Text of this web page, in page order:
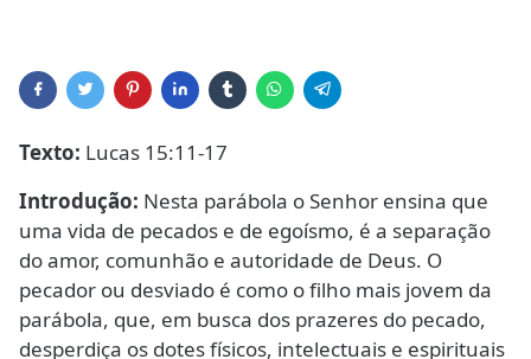
Texto: Lucas 15:11-17
Introdução: Nesta parábola o Senhor ensina que
uma vida de pecados e de egoísmo, é a separação
do amor, comunhão e autoridade de Deus. O
pecador ou desviado é como o filho mais jovem da
parábola, que, em busca dos prazeres do pecado,
desperdiça os dotes físicos, intelectuais e espirituais